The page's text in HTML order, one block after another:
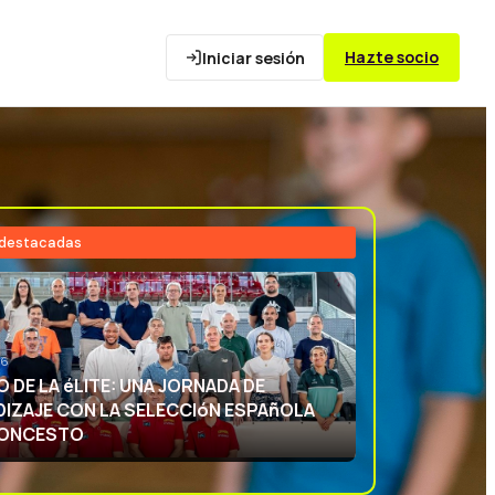
Iniciar sesión Hazte socio
DEPORTIVA: APRENDIENDO CON
ESPAñOLA DE BALONCESTO